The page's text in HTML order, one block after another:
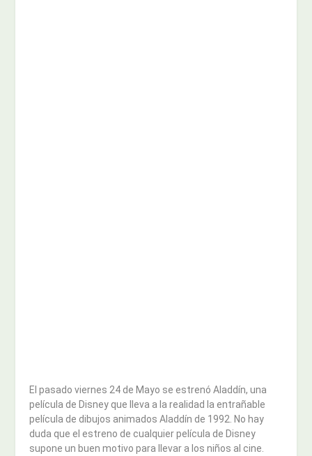
El pasado viernes 24 de Mayo se estrenó Aladdín, una
película de Disney que lleva a la realidad la entrañable
película de dibujos animados Aladdín de 1992. No hay
duda que el estreno de cualquier película de Disney
supone un buen motivo para llevar a los niños al cine.